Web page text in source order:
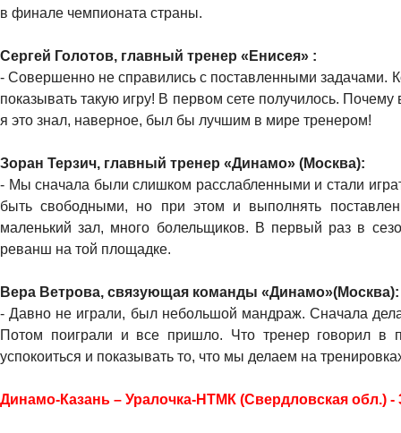
в финале чемпионата страны.
Сергей Голотов, главный тренер «Енисея» :
- Совершенно не справились с поставленными задачами.
показывать такую игру! В первом сете получилось.
я это знал, наверное, был бы лучшим в мире тренером!
Зоран Терзич, главный тренер «Динамо» (Москва):
- Мы сначала были слишком расслабленными и стали
быть свободными, но при этом и выполнять
маленький зал, много болельщиков. В первый раз в
реванш на той площадке.
Вера Ветрова, связующая команды «Динамо»(Москва):
- Давно не играли, был небольшой мандраж. Сначала
Потом поиграли и все пришло. Что тренер говорил в
успокоиться и показывать то, что мы делаем на
Динамо-Казань – Уралочка-НТМК (Свердловская обл.) -